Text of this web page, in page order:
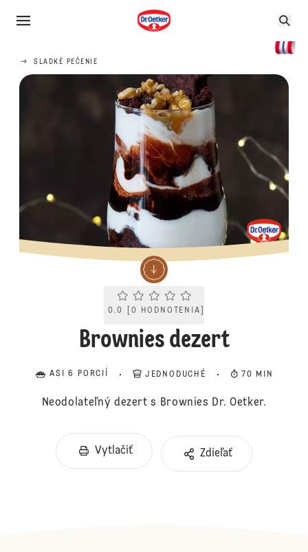
SLADKÉ PEČENIE
Current rating 0.0. Click to rate.
0.0 0 HODNOTENIA
Brownies dezert
ASI 6 PORCIÍ JEDNODUCHÉ 70 MIN
Neodolateľný dezert s Brownies Dr. Oetker.
Vytlačiť Zdieľať